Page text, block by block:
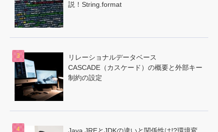
説！String.format
リレーショナルデータベース
CASCADE（カスケード）の概要と外部キー
制約の設定